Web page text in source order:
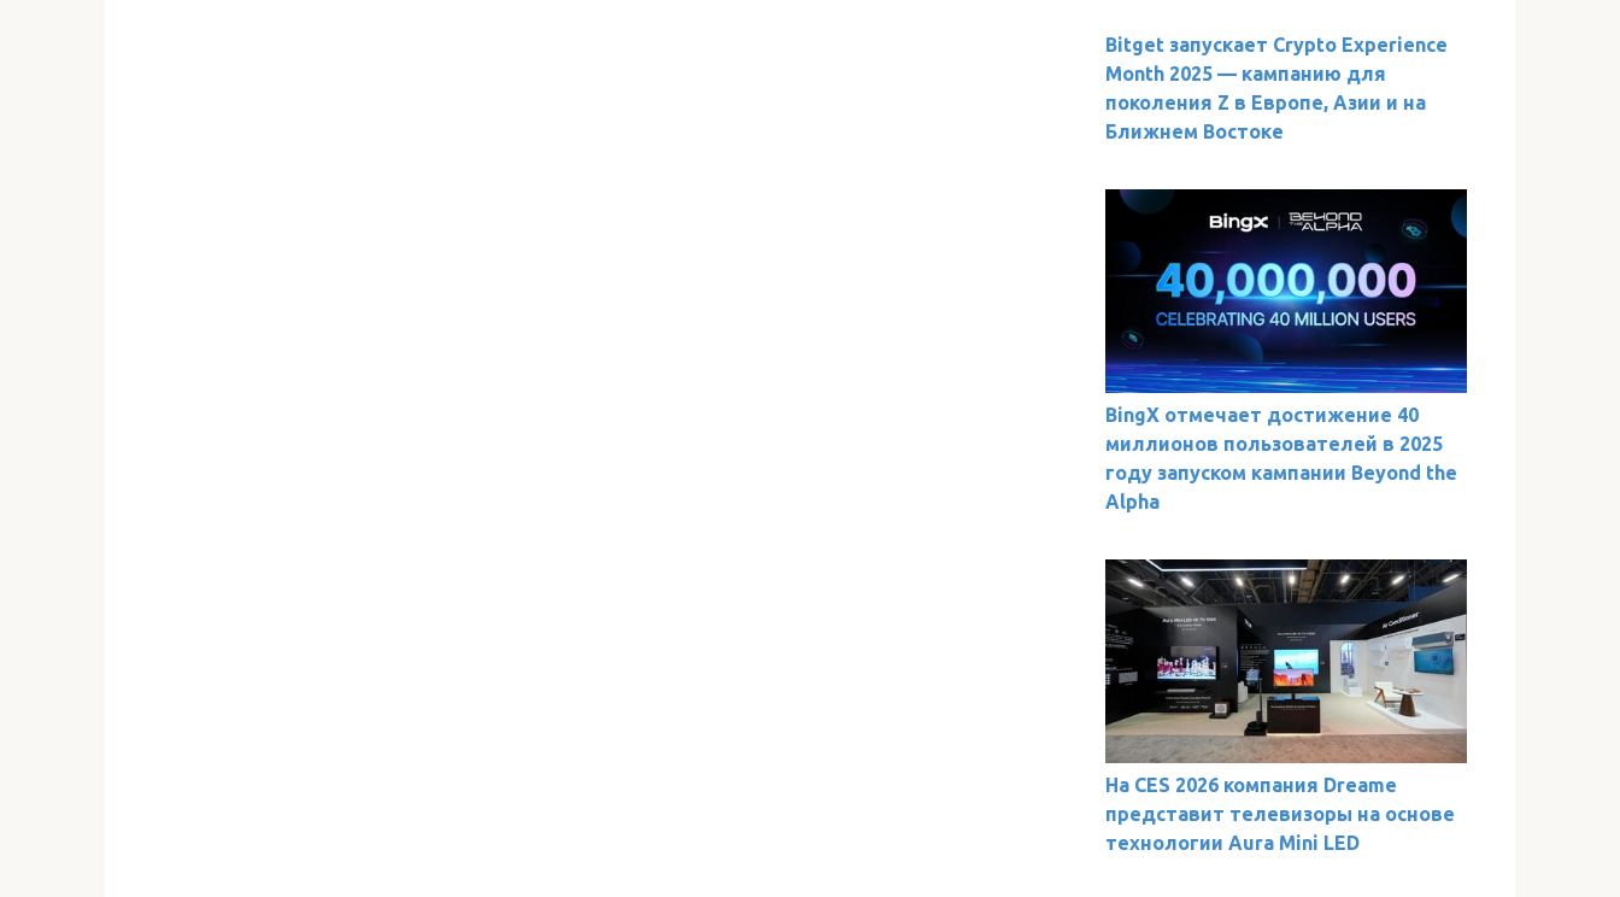
Bitget запускает Crypto Experience
Month 2025 — кампанию для
поколения Z в Европе, Азии и на
Ближнем Востоке
BingX отмечает достижение 40
миллионов пользователей в 2025
году запуском кампании Beyond the
Alpha
На CES 2026 компания Dreame
представит телевизоры на основе
технологии Aura Mini LED